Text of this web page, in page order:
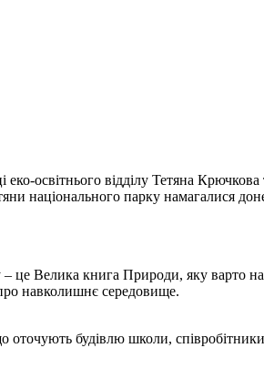
освітнього відділу Тетяна Крючкова
національного парку намагалися
– це Велика книга Природи, яку варто
навколишнє середовище.
оточують будівлю школи,